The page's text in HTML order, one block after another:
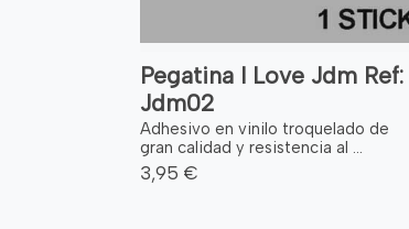
Pegatina I Love Jdm Ref:
Jdm02
Adhesivo en vinilo troquelado de
gran calidad y resistencia al ...
3,95 €